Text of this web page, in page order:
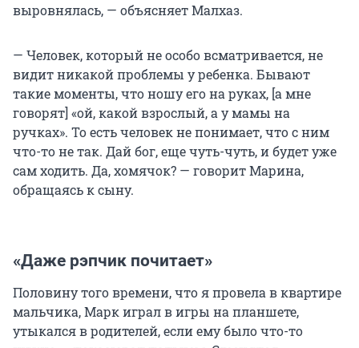
выровнялась, — объясняет Малхаз.
— Человек, который не особо всматривается, не
видит никакой проблемы у ребенка. Бывают
такие моменты, что ношу его на руках, [а мне
говорят] «ой, какой взрослый, а у мамы на
ручках». То есть человек не понимает, что с ним
что-то не так. Дай бог, еще чуть-чуть, и будет уже
сам ходить. Да, хомячок? — говорит Марина,
обращаясь к сыну.
«Даже рэпчик почитает»
Половину того времени, что я провела в квартире
мальчика, Марк играл в игры на планшете,
утыкался в родителей, если ему было что-то